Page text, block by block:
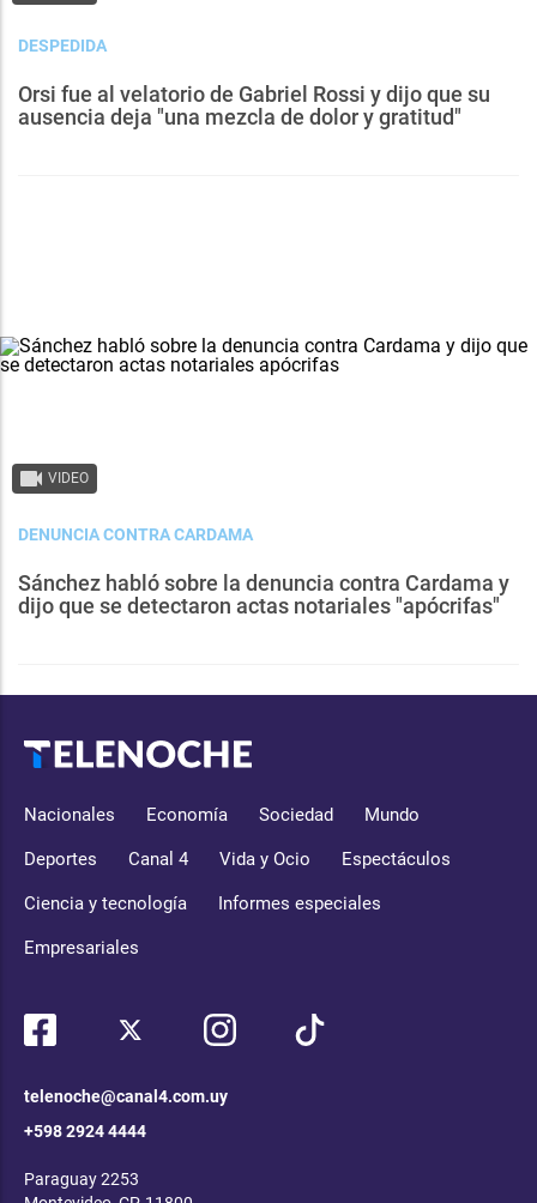
DESPEDIDA
Orsi fue al velatorio de Gabriel Rossi y dijo que su
ausencia deja "una mezcla de dolor y gratitud"
VIDEO
DENUNCIA CONTRA CARDAMA
Sánchez habló sobre la denuncia contra Cardama y
dijo que se detectaron actas notariales "apócrifas"
Nacionales Economía Sociedad Mundo
Deportes Canal 4 Vida y Ocio Espectáculos
Ciencia y tecnología Informes especiales
Empresariales
telenoche@canal4.com.uy
+598 2924 4444
Paraguay 2253